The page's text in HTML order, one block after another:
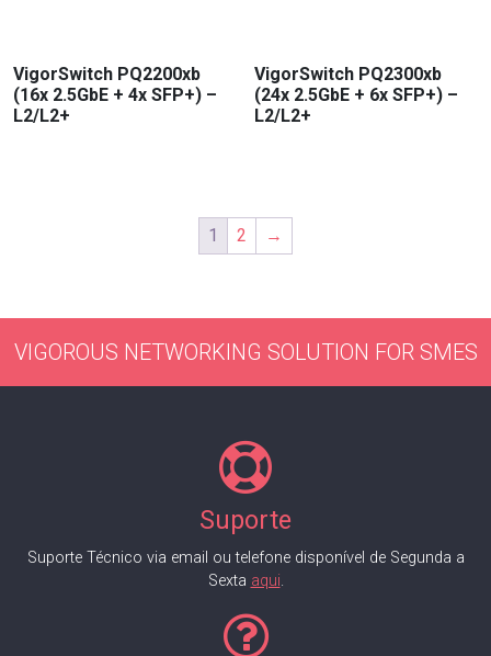
VigorSwitch PQ2200xb
(16x 2.5GbE + 4x SFP+) –
L2/L2+
VigorSwitch PQ2300xb
(24x 2.5GbE + 6x SFP+) –
L2/L2+
1 2 →
VIGOROUS NETWORKING SOLUTION FOR SMES
Suporte
Suporte Técnico via email ou telefone disponível de Segunda a
Sexta aqui.